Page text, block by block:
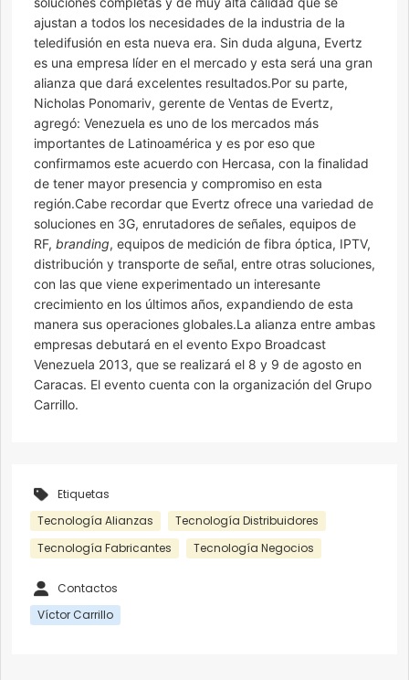
ajustan a todos los necesidades de la industria de la
teledifusión en esta nueva era. Sin duda alguna, Evertz
es una empresa líder en el mercado y esta será una gran
alianza que dará excelentes resultados.Por su parte,
Nicholas Ponomariv, gerente de Ventas de Evertz,
agregó: Venezuela es uno de los mercados más
importantes de Latinoamérica y es por eso que
confirmamos este acuerdo con Hercasa, con la finalidad
de tener mayor presencia y compromiso en esta
región.Cabe recordar que Evertz ofrece una variedad de
soluciones en 3G, enrutadores de señales, equipos de
RF, branding, equipos de medición de fibra óptica, IPTV,
distribución y transporte de señal, entre otras soluciones,
con las que viene experimentado un interesante
crecimiento en los últimos años, expandiendo de esta
manera sus operaciones globales.La alianza entre ambas
empresas debutará en el evento Expo Broadcast
Venezuela 2013, que se realizará el 8 y 9 de agosto en
Caracas. El evento cuenta con la organización del Grupo
Carrillo.
Etiquetas
Tecnología Alianzas
Tecnología Distribuidores
Tecnología Fabricantes
Tecnología Negocios
Contactos
Víctor Carrillo